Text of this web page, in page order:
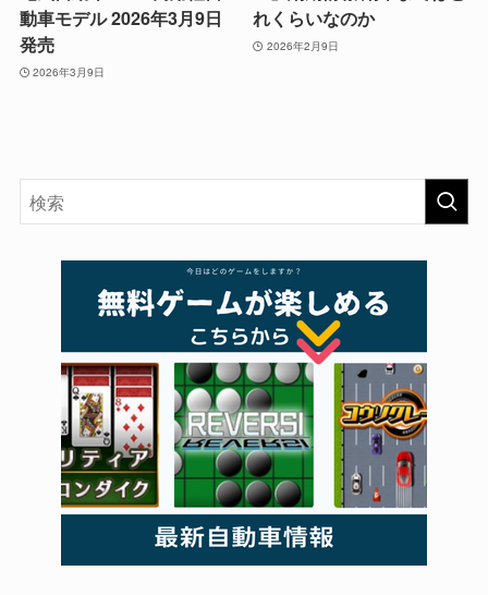
動車モデル 2026年3月9日
発売
2026年3月9日
れくらいなのか
2026年2月9日